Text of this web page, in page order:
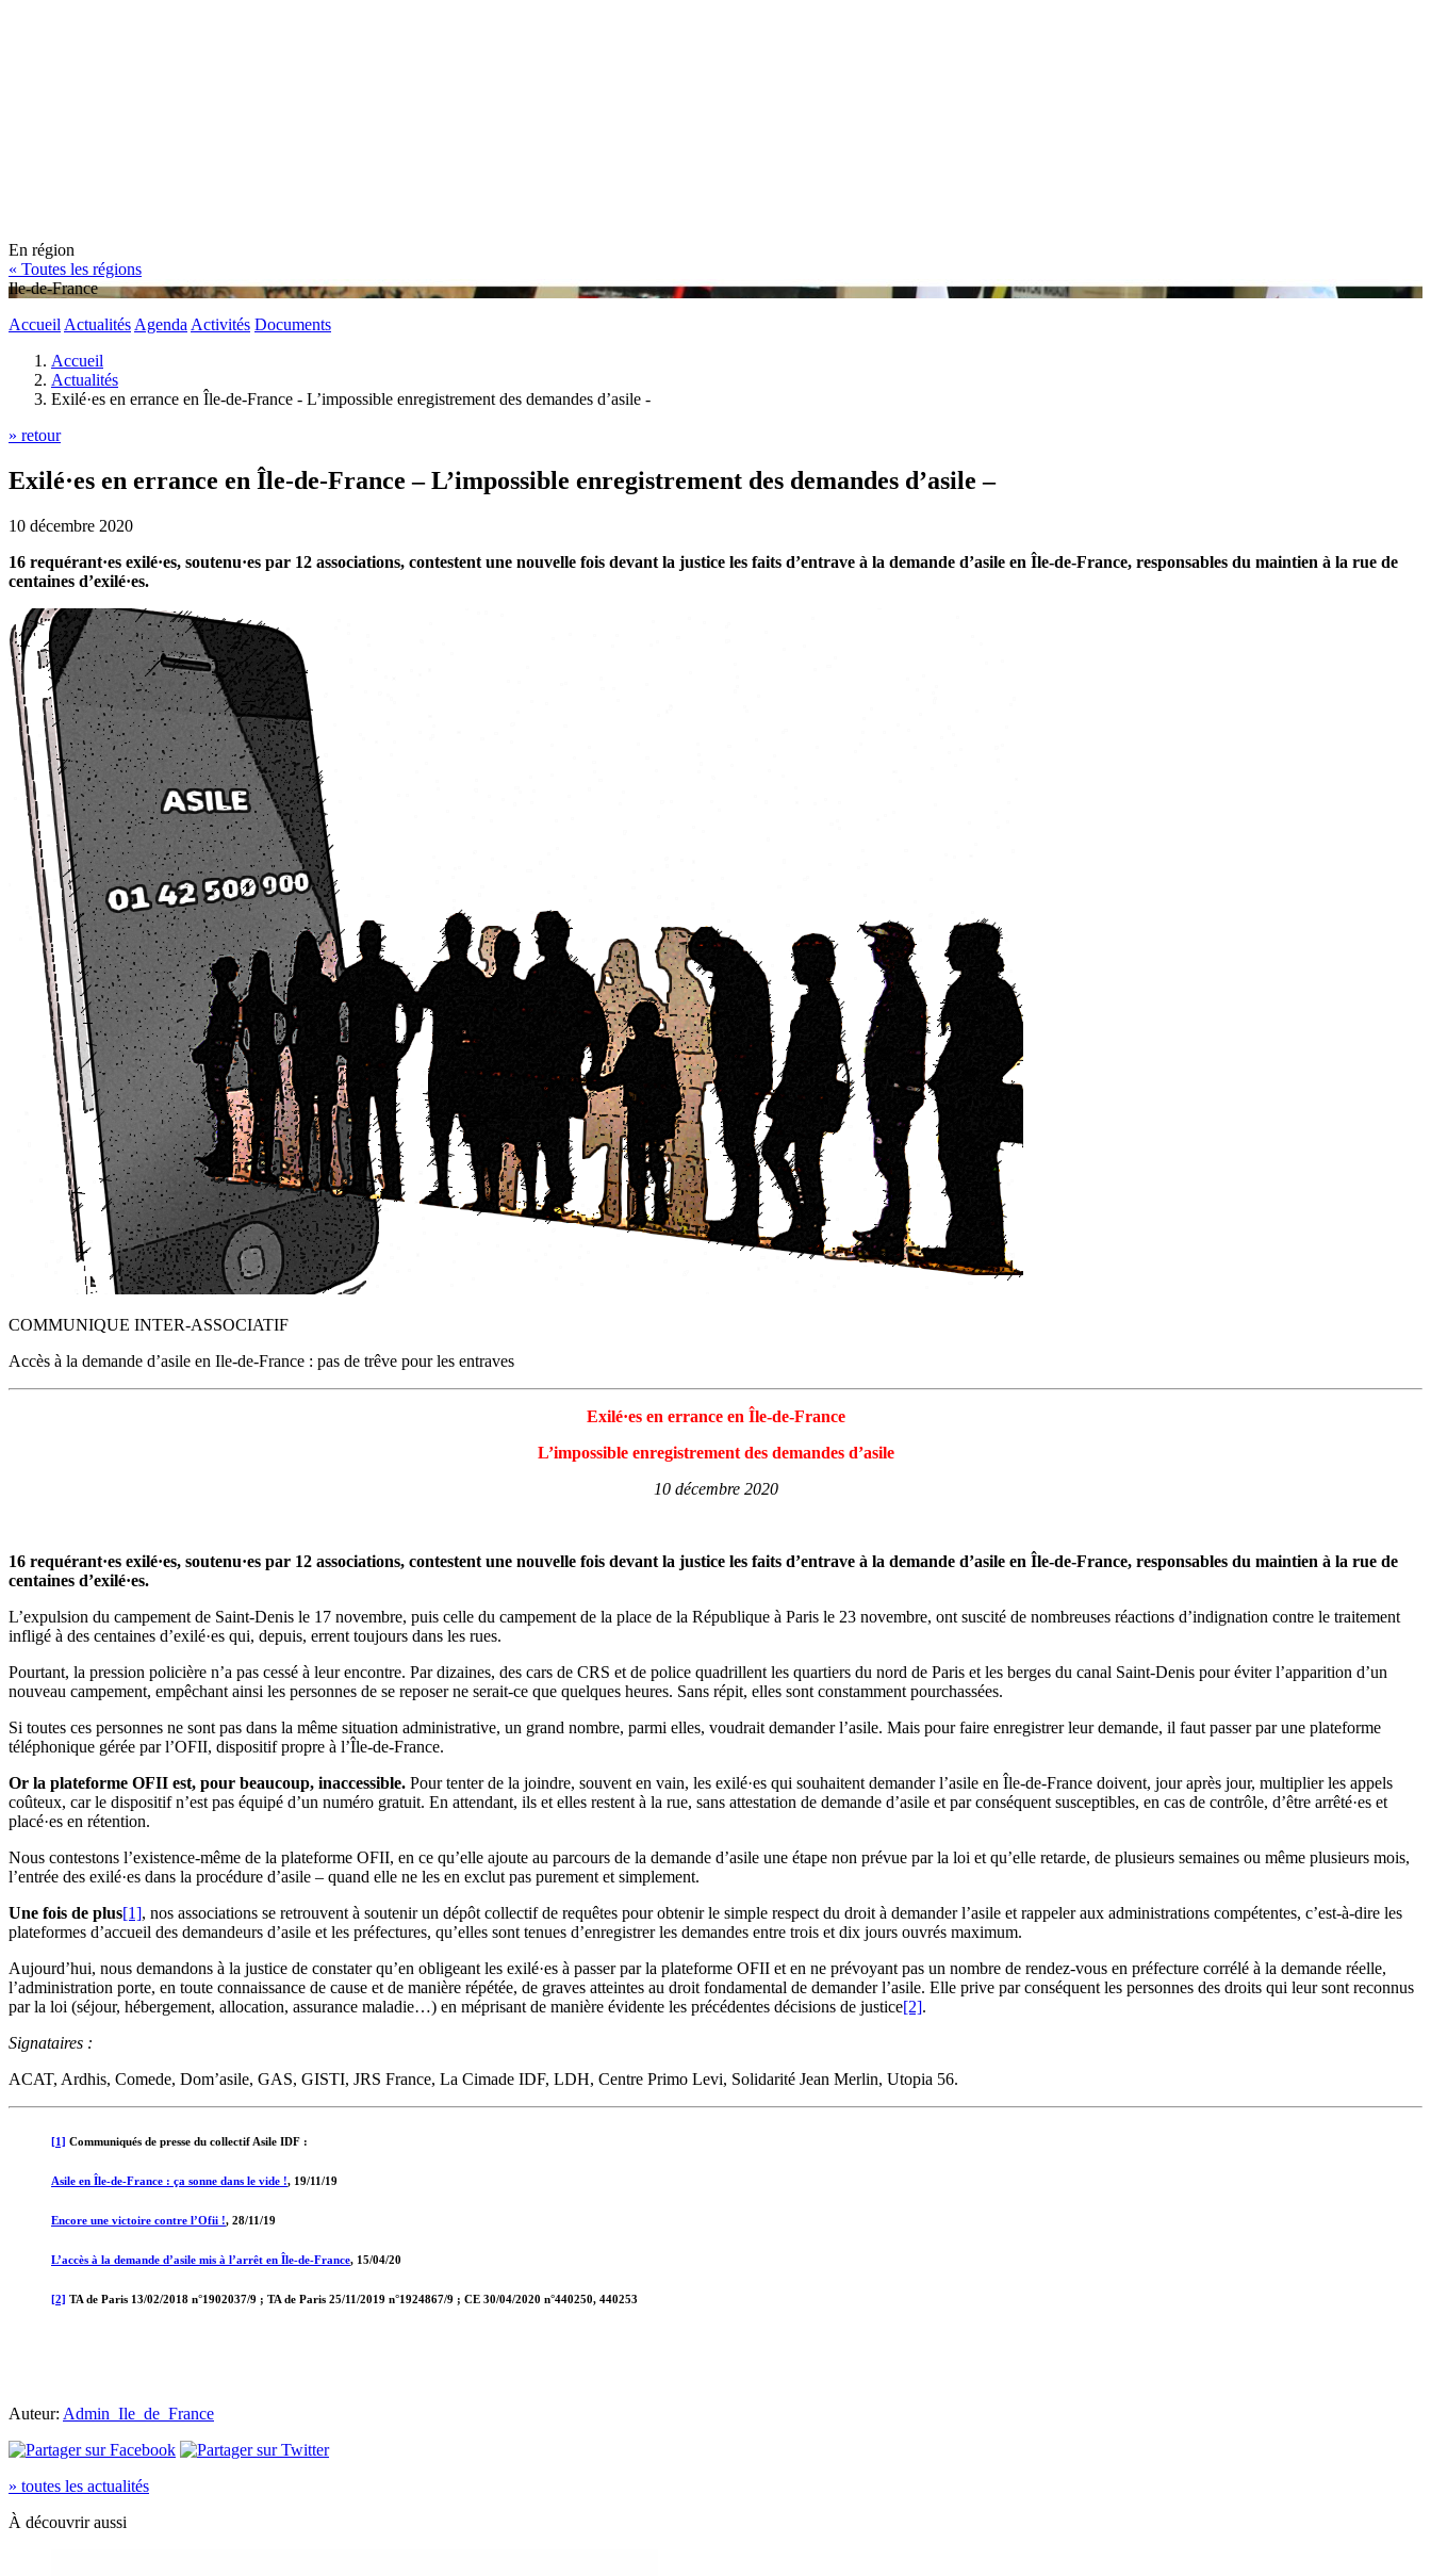
En région
« Toutes les régions
Ile-de-France
Accueil Actualités Agenda Activités Documents
Accueil
Actualités
Exilé·es en errance en Île-de-France - L’impossible enregistrement des demandes d’asile -
» retour
Exilé·es en errance en Île-de-France – L’impossible enregistrement des demandes d’asile –
10 décembre 2020
16 requérant·es exilé·es, soutenu·es par 12 associations, contestent une nouvelle fois devant la justice les faits d’entrave à la demande d’asile en Île-de-France, responsables du maintien à la rue de
centaines d’exilé·es.
COMMUNIQUE INTER-ASSOCIATIF
Accès à la demande d’asile en Ile-de-France : pas de trêve pour les entraves
Exilé·es en errance en Île-de-France
L’impossible enregistrement des demandes d’asile
10 décembre 2020
16 requérant·es exilé·es, soutenu·es par 12 associations, contestent une nouvelle fois devant la justice les faits d’entrave à la demande d’asile en Île-de-France, responsables du maintien à la rue de
centaines d’exilé·es.
L’expulsion du campement de Saint-Denis le 17 novembre, puis celle du campement de la place de la République à Paris le 23 novembre, ont suscité de nombreuses réactions d’indignation contre le traitement
infligé à des centaines d’exilé·es qui, depuis, errent toujours dans les rues.
Pourtant, la pression policière n’a pas cessé à leur encontre. Par dizaines, des cars de CRS et de police quadrillent les quartiers du nord de Paris et les berges du canal Saint-Denis pour éviter l’apparition d’un
nouveau campement, empêchant ainsi les personnes de se reposer ne serait-ce que quelques heures. Sans répit, elles sont constamment pourchassées.
Si toutes ces personnes ne sont pas dans la même situation administrative, un grand nombre, parmi elles, voudrait demander l’asile. Mais pour faire enregistrer leur demande, il faut passer par une plateforme
téléphonique gérée par l’OFII, dispositif propre à l’Île-de-France.
Or la plateforme OFII est, pour beaucoup, inaccessible. Pour tenter de la joindre, souvent en vain, les exilé·es qui souhaitent demander l’asile en Île-de-France doivent, jour après jour, multiplier les appels
coûteux, car le dispositif n’est pas équipé d’un numéro gratuit. En attendant, ils et elles restent à la rue, sans attestation de demande d’asile et par conséquent susceptibles, en cas de contrôle, d’être arrêté·es et
placé·es en rétention.
Nous contestons l’existence-même de la plateforme OFII, en ce qu’elle ajoute au parcours de la demande d’asile une étape non prévue par la loi et qu’elle retarde, de plusieurs semaines ou même plusieurs mois,
l’entrée des exilé·es dans la procédure d’asile – quand elle ne les en exclut pas purement et simplement.
Une fois de plus[1], nos associations se retrouvent à soutenir un dépôt collectif de requêtes pour obtenir le simple respect du droit à demander l’asile et rappeler aux administrations compétentes, c’est-à-dire les
plateformes d’accueil des demandeurs d’asile et les préfectures, qu’elles sont tenues d’enregistrer les demandes entre trois et dix jours ouvrés maximum.
Aujourd’hui, nous demandons à la justice de constater qu’en obligeant les exilé·es à passer par la plateforme OFII et en ne prévoyant pas un nombre de rendez-vous en préfecture corrélé à la demande réelle,
l’administration porte, en toute connaissance de cause et de manière répétée, de graves atteintes au droit fondamental de demander l’asile. Elle prive par conséquent les personnes des droits qui leur sont reconnus
par la loi (séjour, hébergement, allocation, assurance maladie…) en méprisant de manière évidente les précédentes décisions de justice[2].
Signataires :
ACAT, Ardhis, Comede, Dom’asile, GAS, GISTI, JRS France, La Cimade IDF, LDH, Centre Primo Levi, Solidarité Jean Merlin, Utopia 56.
[1] Communiqués de presse du collectif Asile IDF :
Asile en Île-de-France : ça sonne dans le vide !, 19/11/19
Encore une victoire contre l’Ofii !, 28/11/19
L’accès à la demande d’asile mis à l’arrêt en Île-de-France, 15/04/20
[2] TA de Paris 13/02/2018 n°1902037/9 ; TA de Paris 25/11/2019 n°1924867/9 ; CE 30/04/2020 n°440250, 440253
Auteur: Admin_Ile_de_France
» toutes les actualités
À découvrir aussi